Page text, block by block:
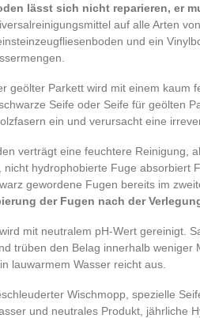
lässt sich nicht reparieren, er
auf alle Arten
und ein
geölter Parkett wird mit einem kaum
Seife oder Seife für geölten
ein und verursacht eine
verträgt eine feuchtere Reinigung,
nicht hydrophobierte Fuge absorbiert
gewordene Fugen bereits im
der Fugen nach der
mit neutralem pH-Wert gereinigt.
trüben den Belag innerhalb weniger
lauwarmem Wasser reicht aus.
Wischmopp, spezielle
und neutrales Produkt, jährliche